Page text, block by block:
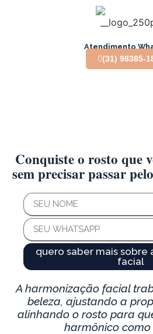
Atendimento
(31) 98385-
Conquiste o rosto que
sem precisar passar
quero saber mais sobre
facial
A harmonização facial
beleza, ajustando a
alinhando o rosto para
harmônico como